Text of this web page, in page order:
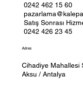
0242 462 15 60
Satış Sonrası
0242 426 23 45
Adres
Cihadiye Mahallesi
Aksu / Antalya